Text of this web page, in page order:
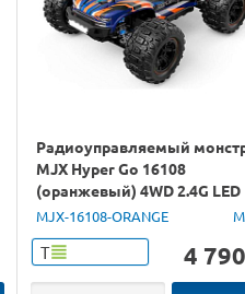
Радиоуправляемый
MJX Hyper Go 16108
(оранжевый) 4WD 2.4G LED
1/16 RTR
MJX-16108-ORANGE
Т 4 790